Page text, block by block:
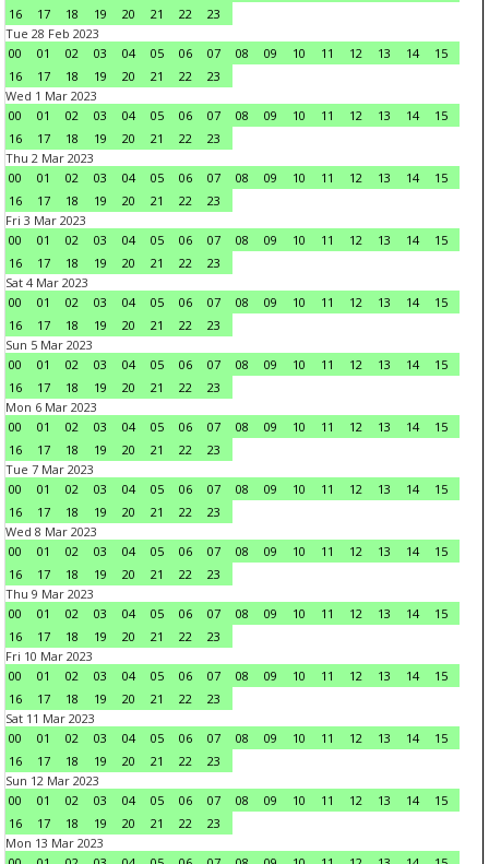
16
17 18 19 20 21 22
23
Tue 28 Feb 2023
00
01 02 03 04 05 06 07 08 09 10 11 12 13 14
15
16
17 18 19 20 21 22
23
Wed 1 Mar 2023
00
01 02 03 04 05 06 07 08 09 10 11 12 13 14
15
16
17 18 19 20 21 22
23
Thu 2 Mar 2023
00
01 02 03 04 05 06 07 08 09 10 11 12 13 14
15
16
17 18 19 20 21 22
23
Fri 3 Mar 2023
00
01 02 03 04 05 06 07 08 09 10 11 12 13 14
15
16
17 18 19 20 21 22
23
Sat 4 Mar 2023
00
01 02 03 04 05 06 07 08 09 10 11 12 13 14
15
16
17 18 19 20 21 22
23
Sun 5 Mar 2023
00
01 02 03 04 05 06 07 08 09 10 11 12 13 14
15
16
17 18 19 20 21 22
23
Mon 6 Mar 2023
00
01 02 03 04 05 06 07 08 09 10 11 12 13 14
15
16
17 18 19 20 21 22
23
Tue 7 Mar 2023
00
01 02 03 04 05 06 07 08 09 10 11 12 13 14
15
16
17 18 19 20 21 22
23
Wed 8 Mar 2023
00
01 02 03 04 05 06 07 08 09 10 11 12 13 14
15
16
17 18 19 20 21 22
23
Thu 9 Mar 2023
00
01 02 03 04 05 06 07 08 09 10 11 12 13 14
15
16
17 18 19 20 21 22
23
Fri 10 Mar 2023
00
01 02 03 04 05 06 07 08 09 10 11 12 13 14
15
16
17 18 19 20 21 22
23
Sat 11 Mar 2023
00
01 02 03 04 05 06 07 08 09 10 11 12 13 14
15
16
17 18 19 20 21 22
23
Sun 12 Mar 2023
00
01 02 03 04 05 06 07 08 09 10 11 12 13 14
15
16
17 18 19 20 21 22
23
Mon 13 Mar 2023